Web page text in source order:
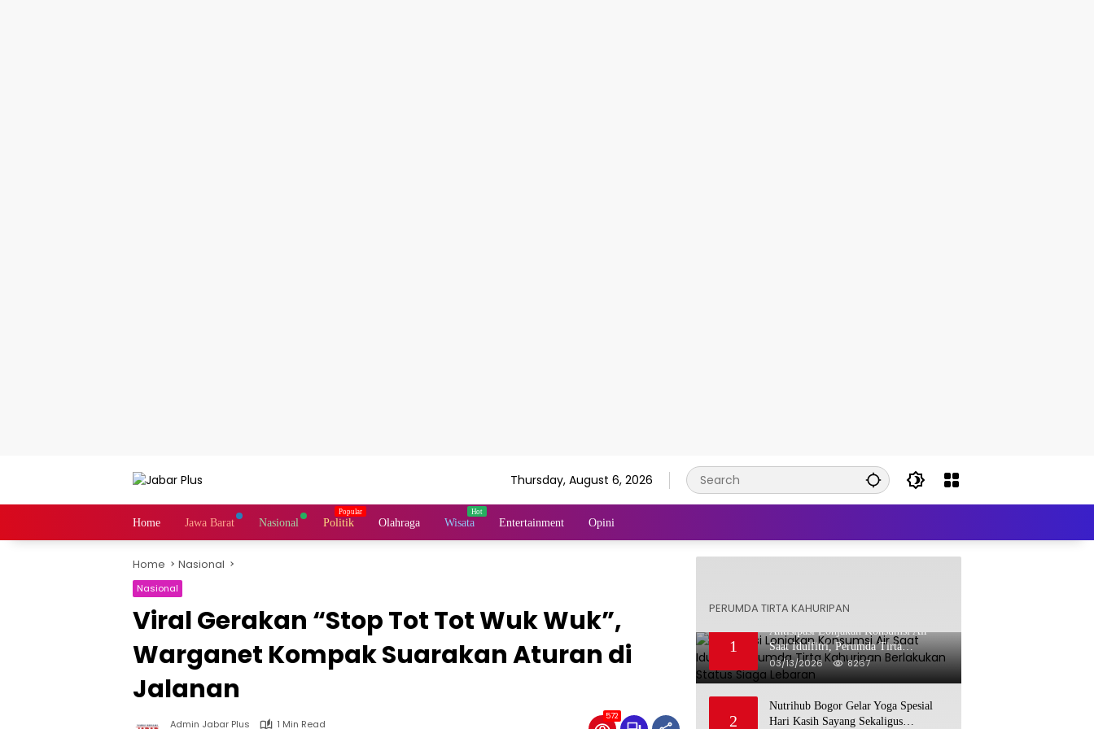
Thursday, August 6, 2026
Home Jawa Barat Nasional Politik Olahraga Wisata Entertainment Opini
Home Nasional
Nasional
Viral Gerakan “Stop Tot Tot Wuk Wuk”,
Warganet Kompak Suarakan Aturan di
Jalanan
Admin Jabar Plus
1 Min Read
572
PERUMDA TIRTA KAHURIPAN
1
Antisipasi Lonjakan Konsumsi Air
Saat Idulfitri, Perumda Tirta
Kahuripan Berlakukan Status Siaga
Lebaran
03/13/2026 8267
2
Nutrihub Bogor Gelar Yoga Spesial
Hari Kasih Sayang Sekaligus